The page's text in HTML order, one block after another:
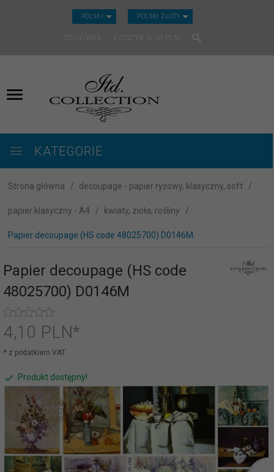
POLSKI CURRENCY_H
POLSKI ZŁOTY
SCHOWEK KOSZYK
KATEGORIE
Strona główna decoupage - papier ryżowy, klasyczny, soft
papier klasyczny - A4 kwiaty, zioła, rośliny
Papier decoupage (HS code 48025700) D0146M
Papier decoupage (HS code
48025700) D0146M
4,10 PLN*
* z podatkiem VAT
Produkt dostępny!